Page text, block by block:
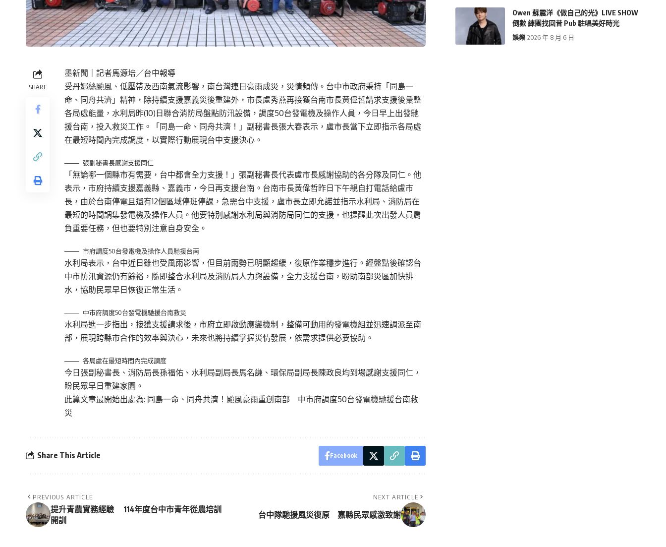
SHARE
墨新聞 ｜記者馬源培／台中報導
受丹娜絲颱風、低壓帶及西南氣流影響，南台灣連日豪雨成災，災情頻傳。台中市政府秉持「同島一
命、同舟共濟」精神，除持續支援嘉義災後重建外，市長盧秀燕再接獲台南市長黃偉哲請求支援後彙整
各局處能量，水利局昨(10)日聯合消防局盤點防汛設備，調度50台發電機及操作人員，今日早上出發馳
援台南，投入救災工作。「同島一命、同舟共濟！」副秘書長張大春表示，盧市長當下立即指示各局處
在最短時間內完成調度，以實際行動展現台中支援決心。
張副秘書長感謝支援同仁
「無論哪一個縣市有需要，台中都會全力支援！」張副秘書長代表盧市長感謝協助的各分隊及同仁。他
表示，市府持續支援嘉義縣、嘉義市，今日再支援台南。台南市長黃偉哲昨日下午親自打電話給盧市
長，由於台南停電且還有12個區域停班停課，急需台中支援，盧市長立即允諾並指示水利局、消防局在
最短的時間調集發電機及操作人員。他要特別感謝水利局與消防局同仁的支援，也提醒此次出發人員肩
負重要任務，但也要特別注意自身安全。
市府調度50台發電機及操作人員馳援台南
水利局表示，台中近日雖也受風雨影響，但目前雨勢已明顯趨緩，復原作業穩步進行。經盤點後確認台
中市防汛資源仍有餘裕，隨即整合水利局及消防局人力與設備，全力支援台南，盼助南部災區加快排
水，協助民眾早日恢復正常生活。
中市府調度50台發電機馳援台南救災
水利局進一步指出，接獲支援請求後，市府立即啟動應變機制，整備可動用的發電機組並迅速調派至南
部，展現跨縣市合作的效率與決心，未來也將持續掌握災情發展，依需求提供必要協助。
各局處在最短時間內完成調度
今日張副秘書長、消防局長孫福佑、水利局副局長馬名謙、環保局副局長陳政良均到場感謝支援同仁，
盼民眾早日重建家園。
此篇文章最開始出處為: 同島一命、同舟共濟！颱風豪雨重創南部 中市府調度50台發電機馳援台南救
災
Share This Article Facebook
PREVIOUS ARTICLE
提升青農實務經驗 114年度台中市青年從農培訓
開訓
NEXT ARTICLE
台中隊馳援風災復原 嘉縣民眾感激致謝
Owen 蘇震洋《做自己的光》LIVE SHOW
倒數 練團找回昔 Pub 駐唱美好時光
娛樂 2026 年 8 月 6 日